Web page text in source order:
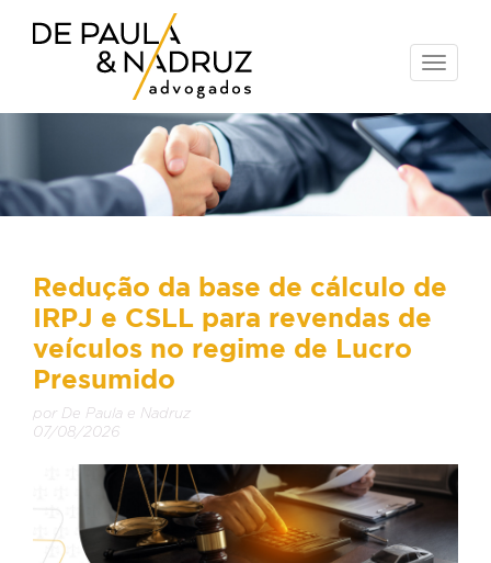
Toggle
Redução da base de cálculo de
IRPJ e CSLL para revendas de
veículos no regime de Lucro
Presumido
por De Paula e Nadruz
07/08/2026